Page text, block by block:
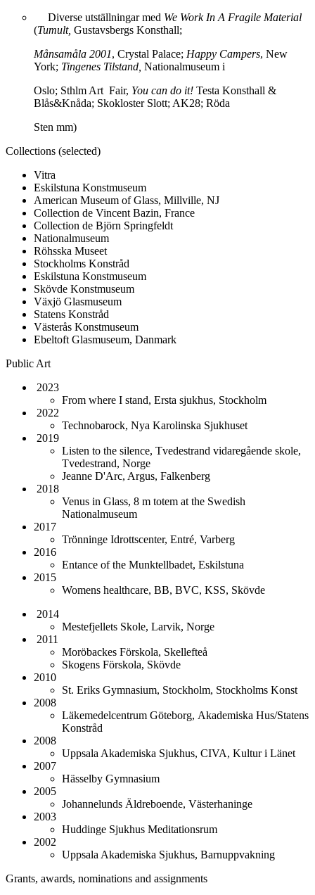
Diverse utställningar med We Work In A Fragile Material
(Tumult, Gustavsbergs Konsthall;
Månsamåla 2001, Crystal Palace; Happy Campers, New
York; Tingenes Tilstand, Nationalmuseum i
Oslo; Sthlm Art Fair, You can do it! Testa Konsthall &
Blås&Knåda; Skokloster Slott; AK28; Röda
Sten mm)
Collections (selected)
Vitra
Eskilstuna Konstmuseum
American Museum of Glass, Millville, NJ
Collection de Vincent Bazin, France
Collection de Björn Springfeldt
Nationalmuseum
Röhsska Museet
Stockholms Konstråd
Eskilstuna Konstmuseum
Skövde Konstmuseum
Växjö Glasmuseum
Statens Konstråd
Västerås Konstmuseum
Ebeltoft Glasmuseum, Danmark
Public Art
2023
From where I stand, Ersta sjukhus, Stockholm
2022
Technobarock, Nya Karolinska Sjukhuset
2019
Listen to the silence, Tvedestrand vidaregående skole,
Tvedestrand, Norge
Jeanne D'Arc, Argus, Falkenberg
2018
Venus in Glass, 8 m totem at the Swedish
Nationalmuseum
2017
Trönninge Idrottscenter, Entré, Varberg
2016
Entance of the Munktellbadet, Eskilstuna
2015
Womens healthcare, BB, BVC, KSS, Skövde
2014
Mestefjellets Skole, Larvik, Norge
2011
Moröbackes Förskola, Skellefteå
Skogens Förskola, Skövde
2010
St. Eriks Gymnasium, Stockholm, Stockholms Konst
2008
Läkemedelcentrum Göteborg, Akademiska Hus/Statens
Konstråd
2008
Uppsala Akademiska Sjukhus, CIVA, Kultur i Länet
2007
Hässelby Gymnasium
2005
Johannelunds Äldreboende, Västerhaninge
2003
Huddinge Sjukhus Meditationsrum
2002
Uppsala Akademiska Sjukhus, Barnuppvakning
Grants, awards, nominations and assignments